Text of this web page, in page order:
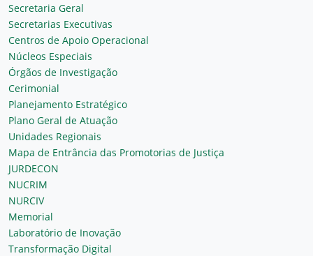
Secretaria Geral
Secretarias Executivas
Centros de Apoio Operacional
Núcleos Especiais
Órgãos de Investigação
Cerimonial
Planejamento Estratégico
Plano Geral de Atuação
Unidades Regionais
Mapa de Entrância das Promotorias de Justiça
JURDECON
NUCRIM
NURCIV
Memorial
Laboratório de Inovação
Transformação Digital